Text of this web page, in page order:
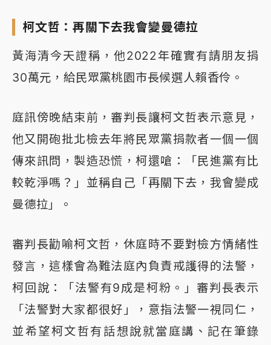
柯文哲：再關下去我會變曼德拉
黃海清今天證稱，他2022年確實有請朋友捐
30萬元，給民眾黨桃園市長候選人賴香伶。
庭訊傍晚結束前，審判長讓柯文哲表示意見，
他又開砲批北檢去年將民眾黨捐款者一個一個
傳來訊問，製造恐慌，柯還嗆：「民進黨有比
較乾淨嗎？」並稱自己「再關下去，我會變成
曼德拉」。
審判長勸喻柯文哲，休庭時不要對檢方情緒性
發言，這樣會為難法庭內負責戒護得的法警，
柯回說：「法警有9成是柯粉。」審判長表示
「法警對大家都很好」，意指法警一視同仁，
並希望柯文哲有話想說就當庭講、記在筆錄